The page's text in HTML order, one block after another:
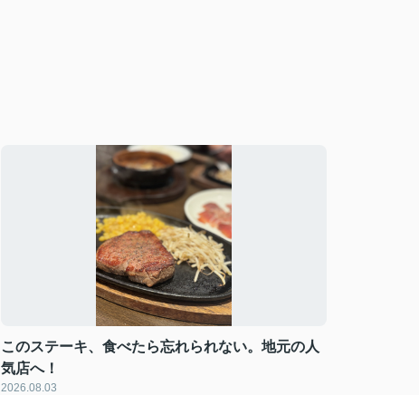
このステーキ、食べたら忘れられない。地元の人
気店へ！
2026.08.03